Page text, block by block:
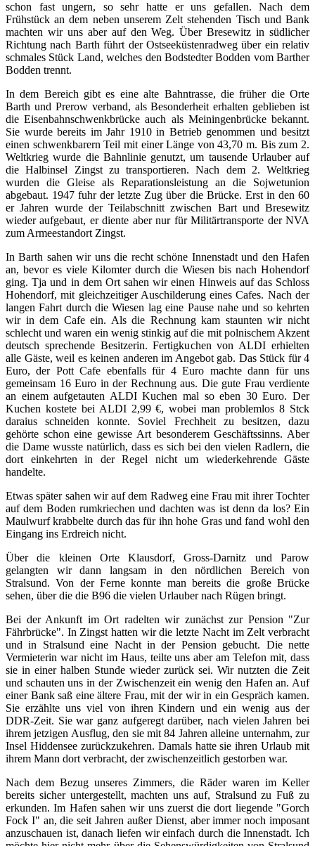
schon fast ungern, so sehr hatte er uns gefallen. Nach dem
Frühstück an dem neben unserem Zelt stehenden Tisch und Bank
machten wir uns aber auf den Weg. Über Bresewitz in südlicher
Richtung nach Barth führt der Ostseeküstenradweg über ein relativ
schmales Stück Land, welches den Bodstedter Bodden vom Barther
Bodden trennt.
In dem Bereich gibt es eine alte Bahntrasse, die früher die Orte
Barth und Prerow verband, als Besonderheit erhalten geblieben ist
die Eisenbahnschwenkbrücke auch als Meiningenbrücke bekannt.
Sie wurde bereits im Jahr 1910 in Betrieb genommen und besitzt
einen schwenkbarern Teil mit einer Länge von 43,70 m. Bis zum 2.
Weltkrieg wurde die Bahnlinie genutzt, um tausende Urlauber auf
die Halbinsel Zingst zu transportieren. Nach dem 2. Weltkrieg
wurden die Gleise als Reparationsleistung an die Sojwetunion
abgebaut. 1947 fuhr der letzte Zug über die Brücke. Erst in den 60
er Jahren wurde der Teilabschnitt zwischen Bart und Bresewitz
wieder aufgebaut, er diente aber nur für Militärtransporte der NVA
zum Armeestandort Zingst.
In Barth sahen wir uns die recht schöne Innenstadt und den Hafen
an, bevor es viele Kilomter durch die Wiesen bis nach Hohendorf
ging. Tja und in dem Ort sahen wir einen Hinweis auf das Schloss
Hohendorf, mit gleichzeitiger Auschilderung eines Cafes. Nach der
langen Fahrt durch die Wiesen lag eine Pause nahe und so kehrten
wir in dem Cafe ein. Als die Rechnung kam staunten wir nicht
schlecht und waren ein wenig stinkig auf die mit polnischem Akzent
deutsch sprechende Besitzerin. Fertigkuchen von ALDI erhielten
alle Gäste, weil es keinen anderen im Angebot gab. Das Stück für 4
Euro, der Pott Cafe ebenfalls für 4 Euro machte dann für uns
gemeinsam 16 Euro in der Rechnung aus. Die gute Frau verdiente
an einem aufgetauten ALDI Kuchen mal so eben 30 Euro. Der
Kuchen kostete bei ALDI 2,99 €, wobei man problemlos 8 Stck
daraius schneiden konnte. Soviel Frechheit zu besitzen, dazu
gehörte schon eine gewisse Art besonderem Geschäftssinns. Aber
die Dame wusste natürlich, dass es sich bei den vielen Radlern, die
dort einkehrten in der Regel nicht um wiederkehrende Gäste
handelte.
Etwas später sahen wir auf dem Radweg eine Frau mit ihrer Tochter
auf dem Boden rumkriechen und dachten was ist denn da los? Ein
Maulwurf krabbelte durch das für ihn hohe Gras und fand wohl den
Eingang ins Erdreich nicht.
Über die kleinen Orte Klausdorf, Gross-Darnitz und Parow
gelangten wir dann langsam in den nördlichen Bereich von
Stralsund. Von der Ferne konnte man bereits die große Brücke
sehen, über die die B96 die vielen Urlauber nach Rügen bringt.
Bei der Ankunft im Ort radelten wir zunächst zur Pension "Zur
Fährbrücke". In Zingst hatten wir die letzte Nacht im Zelt verbracht
und in Stralsund eine Nacht in der Pension gebucht. Die nette
Vermieterin war nicht im Haus, teilte uns aber am Telefon mit, dass
sie in einer halben Stunde wieder zurück sei. Wir nutzten die Zeit
und schauten uns in der Zwischenzeit ein wenig den Hafen an. Auf
einer Bank saß eine ältere Frau, mit der wir in ein Gespräch kamen.
Sie erzählte uns viel von ihren Kindern und ein wenig aus der
DDR-Zeit. Sie war ganz aufgeregt darüber, nach vielen Jahren bei
ihrem jetzigen Ausflug, den sie mit 84 Jahren alleine unternahm, zur
Insel Hiddensee zurückzukehren. Damals hatte sie ihren Urlaub mit
ihrem Mann dort verbracht, der zwischenzeitlich gestorben war.
Nach dem Bezug unseres Zimmers, die Räder waren im Keller
bereits sicher untergestellt, machten uns auf, Stralsund zu Fuß zu
erkunden. Im Hafen sahen wir uns zuerst die dort liegende "Gorch
Fock I" an, die seit Jahren außer Dienst, aber immer noch imposant
anzuschauen ist, danach liefen wir einfach durch die Innenstadt. Ich